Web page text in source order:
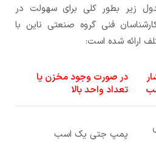
زیر بطور کلی برای سهولت در
فنی گروه صنعتی ناین با
ارائه شده است:
در صورت وجود مخزن یا
تعداد واحد بالا
پمپ جتی یک اسب